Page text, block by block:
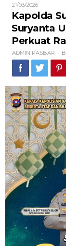
21/03/2026Oleh
ADMIN
PASBAR
Kapolda
Suryanta
Perkuat
ADMIN PASBAR -